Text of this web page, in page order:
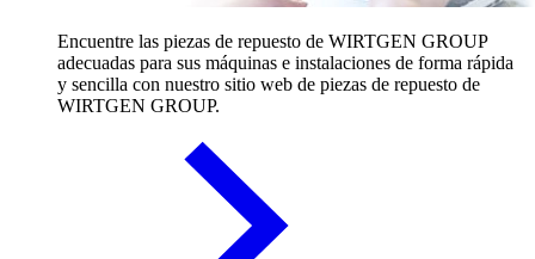
Encuentre las piezas de repuesto de WIRTGEN GROUP
adecuadas para sus máquinas e instalaciones de forma rápida
y sencilla con nuestro sitio web de piezas de repuesto de
WIRTGEN GROUP.